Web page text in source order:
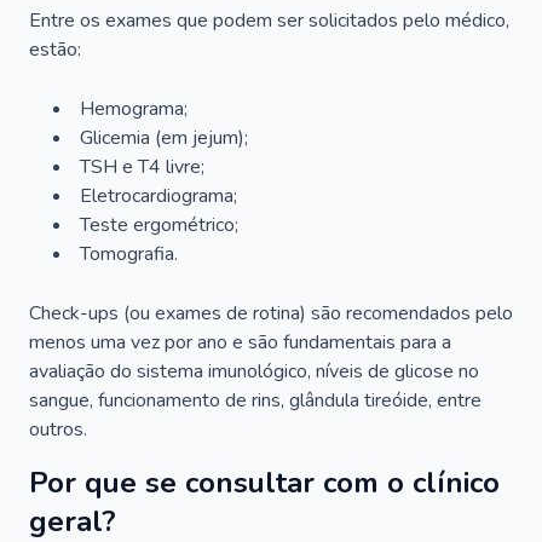
Entre os exames que podem ser solicitados pelo médico,
estão:
Hemograma;
Glicemia (em jejum);
TSH e T4 livre;
Eletrocardiograma;
Teste ergométrico;
Tomografia.
Check-ups (ou exames de rotina) são recomendados pelo
menos uma vez por ano e são fundamentais para a
avaliação do sistema imunológico, níveis de glicose no
sangue, funcionamento de rins, glândula tireóide, entre
outros.
Por que se consultar com o clínico
geral?